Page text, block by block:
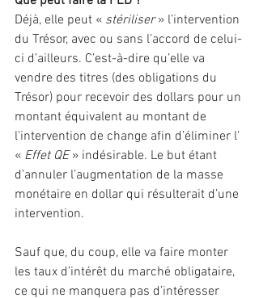
Déjà, elle peut « stériliser » l’intervention
du Trésor, avec ou sans l’accord de celui-
ci d’ailleurs. C’est-à-dire qu’elle va
vendre des titres (des obligations du
Trésor) pour recevoir des dollars pour un
montant équivalent au montant de
l’intervention de change afin d’éliminer l’
« Effet QE » indésirable. Le but étant
d’annuler l’augmentation de la masse
monétaire en dollar qui résulterait d’une
intervention.
Sauf que, du coup, elle va faire monter
les taux d’intérêt du marché obligataire,
ce qui ne manquera pas d’intéresser